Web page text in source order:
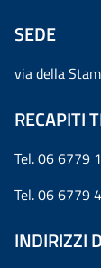
SEDE
via della
RECAPITI
Tel. 06 6779
Tel. 06 6779
INDIRIZZI